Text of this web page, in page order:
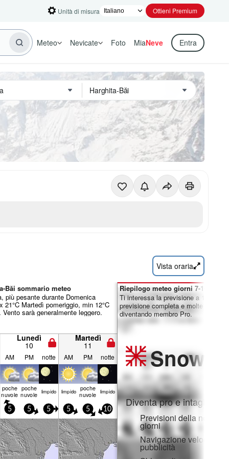
Unità di misura Ottieni Premium
Meteo Nevicate Foto MiaNeve Entra
Vista oraria
Băi sommario meteo
più pesante durante Domenica
21°C Martedì pomeriggio, min 12°C
sarà generalmente leggero.
Lunedì
10
Martedì
11
AM PM notte AM PM notte
poche
nuvole
poche
nuvole limp­ido limp­ido poche
nuvole limp­ido
5 5 5 5 5 10
Riepilogo meteo giorni 7-16:
Ti interessa la previsione a 16
previsione completa e molte altre
diventando membro Pro.
Snow
Diventa pro e intaglia:
Previsioni della neve
giorni
Navigazione veloce
pubblicità